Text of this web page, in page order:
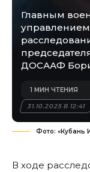
Главным
ДОСААФ
31.10.2025 В 12:41
1 МИН ЧТЕНИЯ
Фото: «Кубань
В ходе